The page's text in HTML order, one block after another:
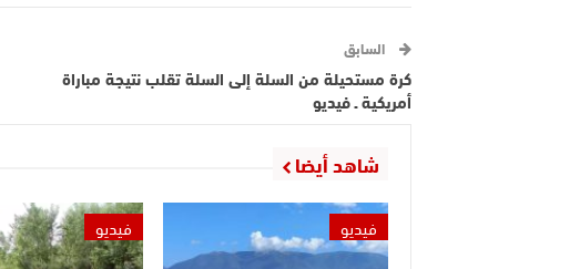
السابق
كرة مستحيلة من السلة إلى السلة تقلب نتيجة مباراة
أمريكية ـ فيديو
شاهد أيضا
فيديو فيديو